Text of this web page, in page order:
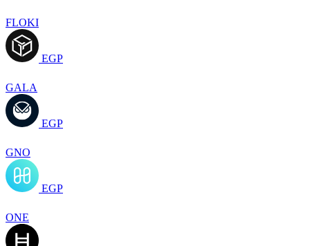
FLOKI
EGP
GALA
EGP
GNO
EGP
ONE